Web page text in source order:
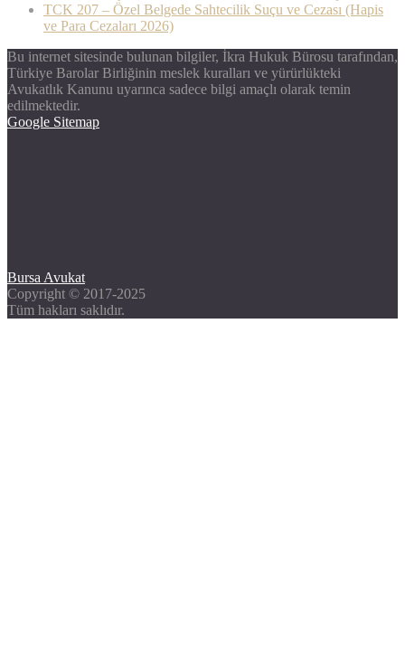
TCK 207 – Özel Belgede Sahtecilik Suçu ve Cezası (Hapis
ve Para Cezaları 2026)
Bu internet sitesinde bulunan bilgiler, İkra Hukuk Bürosu tarafından,
Türkiye Barolar Birliğinin meslek kuralları ve yürürlükteki
Avukatlık Kanunu uyarınca sadece bilgi amaçlı olarak temin
edilmektedir.
Google Sitemap
Bursa Avukat
Copyright © 2017-2025
Tüm hakları saklıdır.